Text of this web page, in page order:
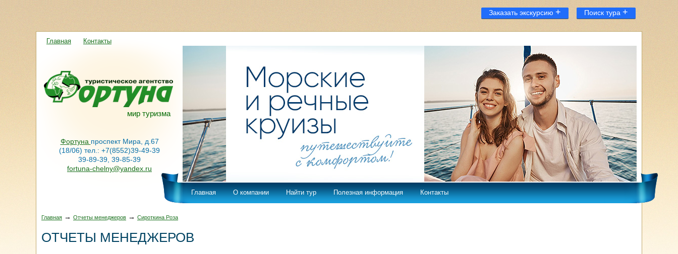
Заказать экскурсию + Поиск тура +
мир туризма
Главная Контакты
Фортуна проспект Мира, д.67
(18/06) тел.: +7(8552)39-49-39
39-89-39, 39-85-39
fortuna-chelny@yandex.ru
Главная О компании Найти тур Полезная информация Контакты
Главная → Отчеты менеджеров → Сироткина Роза
ОТЧЕТЫ МЕНЕДЖЕРОВ